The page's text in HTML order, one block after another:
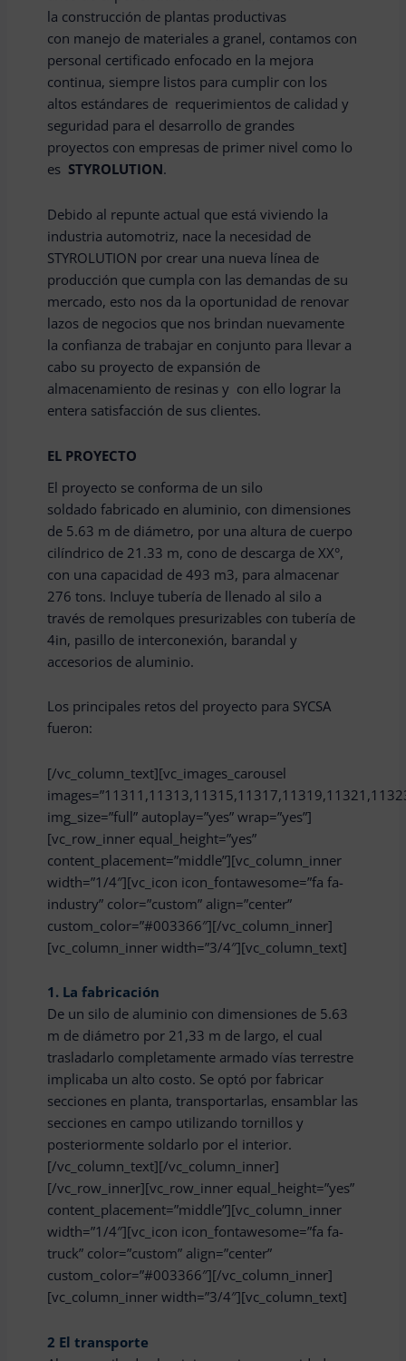
la construcción de plantas productivas
con manejo de materiales a granel, contamos con
personal certificado enfocado en la mejora
continua, siempre listos para cumplir con los
altos estándares de requerimientos de calidad y
seguridad para el desarrollo de grandes
proyectos con empresas de primer nivel como lo
es STYROLUTION.
Debido al repunte actual que está viviendo la
industria automotriz, nace la necesidad de
STYROLUTION por crear una nueva línea de
producción que cumpla con las demandas de su
mercado, esto nos da la oportunidad de renovar
lazos de negocios que nos brindan nuevamente
la confianza de trabajar en conjunto para llevar a
cabo su proyecto de expansión de
almacenamiento de resinas y con ello lograr la
entera satisfacción de sus clientes.
EL PROYECTO
El proyecto se conforma de un silo
soldado fabricado en aluminio, con dimensiones
de 5.63 m de diámetro, por una altura de cuerpo
cilíndrico de 21.33 m, cono de descarga de XX°,
con una capacidad de 493 m3, para almacenar
276 tons. Incluye tubería de llenado al silo a
través de remolques presurizables con tubería de
4in, pasillo de interconexión, barandal y
accesorios de aluminio.
Los principales retos del proyecto para SYCSA
fueron:
[/vc_column_text][vc_images_carousel
img_size=”full” autoplay=”yes” wrap=”yes”]
[vc_row_inner equal_height=”yes”
content_placement=”middle”][vc_column_inner
width=”1/4″][vc_icon icon_fontawesome=”fa fa-
industry” color=”custom” align=”center”
custom_color=”#003366″][/vc_column_inner]
[vc_column_inner width=”3/4″][vc_column_text]
1. La fabricación
De un silo de aluminio con dimensiones de 5.63
m de diámetro por 21,33 m de largo, el cual
trasladarlo completamente armado vías terrestre
implicaba un alto costo. Se optó por fabricar
secciones en planta, transportarlas, ensamblar las
secciones en campo utilizando tornillos y
posteriormente soldarlo por el interior.
[/vc_column_text][/vc_column_inner]
[/vc_row_inner][vc_row_inner equal_height=”yes”
content_placement=”middle”][vc_column_inner
width=”1/4″][vc_icon icon_fontawesome=”fa fa-
truck” color=”custom” align=”center”
custom_color=”#003366″][/vc_column_inner]
[vc_column_inner width=”3/4″][vc_column_text]
2 El transporte